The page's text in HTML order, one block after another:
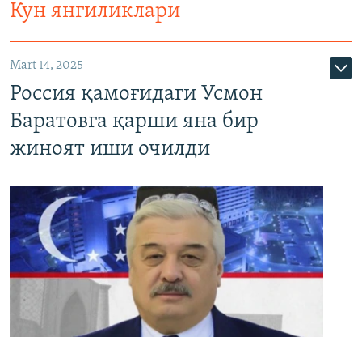
Кун янгиликлари
Mart 14, 2025
Россия қамоғидаги Усмон
Баратовга қарши яна бир
жиноят иши очилди